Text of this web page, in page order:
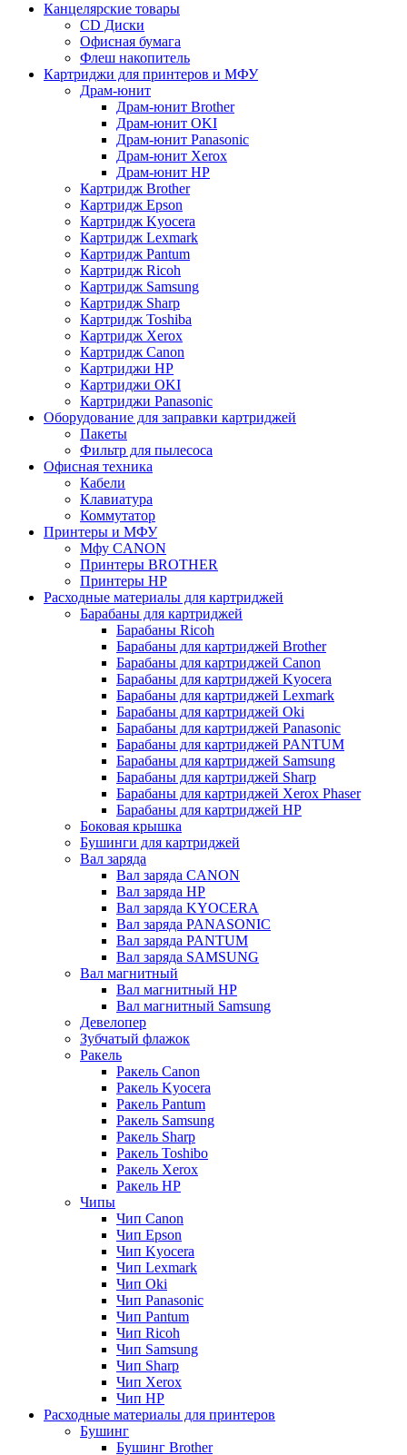
Канцелярские товары
CD Диски
Офисная бумага
Флеш накопитель
Картриджи для принтеров и МФУ
Драм-юнит
Драм-юнит Brother
Драм-юнит OKI
Драм-юнит Panasonic
Драм-юнит Xerox
Драм-юнит НР
Картридж Brother
Картридж Epson
Картридж Kyocera
Картридж Lexmark
Картридж Pantum
Картридж Ricoh
Картридж Samsung
Картридж Sharp
Картридж Toshiba
Картридж Xerox
Картридж Сanon
Картриджи HP
Картриджи OKI
Картриджи Panasonic
Оборудование для заправки картриджей
Пакеты
Фильтр для пылесоса
Офисная техника
Кабели
Клавиатура
Коммутатор
Принтеры и МФУ
Мфу CANON
Принтеры BROTHER
Принтеры HP
Расходные материалы для картриджей
Барабаны для картриджей
Барабаны Ricoh
Барабаны для картриджей Brother
Барабаны для картриджей Canon
Барабаны для картриджей Kyocera
Барабаны для картриджей Lexmark
Барабаны для картриджей Oki
Барабаны для картриджей Panasonic
Барабаны для картриджей PANTUM
Барабаны для картриджей Samsung
Барабаны для картриджей Sharp
Барабаны для картриджей Xerox Phaser
Барабаны для картриджей НР
Боковая крышка
Бушинги для картриджей
Вал заряда
Вал заряда CANON
Вал заряда HP
Вал заряда KYOCERA
Вал заряда PANASONIC
Вал заряда PANTUM
Вал заряда SAMSUNG
Вал магнитный
Вал магнитный HP
Вал магнитный Samsung
Девелопер
Зубчатый флажок
Ракель
Ракель Canon
Ракель Kyocera
Ракель Pantum
Ракель Samsung
Ракель Sharp
Ракель Toshibo
Ракель Xerox
Ракель НР
Чипы
Чип Canon
Чип Epson
Чип Kyocera
Чип Lexmark
Чип Oki
Чип Panasonic
Чип Pantum
Чип Ricoh
Чип Samsung
Чип Sharp
Чип Xerox
Чип НР
Расходные материалы для принтеров
Бушинг
Бушинг Brother